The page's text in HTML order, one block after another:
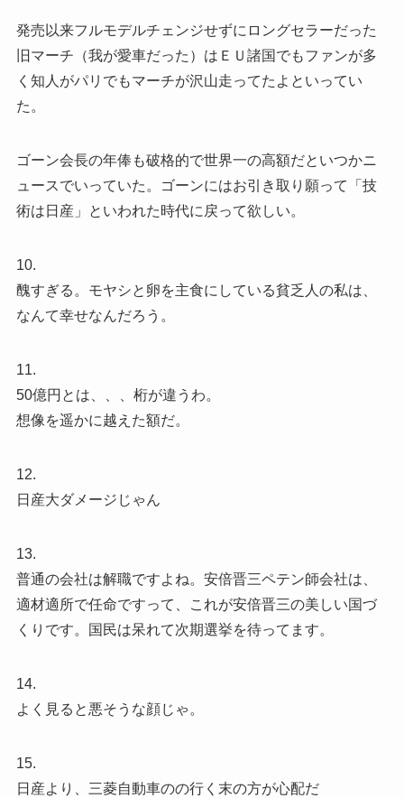
発売以来フルモデルチェンジせずにロングセラーだった
旧マーチ（我が愛車だった）はＥＵ諸国でもファンが多
く知人がパリでもマーチが沢山走ってたよといってい
た。
ゴーン会長の年俸も破格的で世界一の高額だといつかニ
ュースでいっていた。ゴーンにはお引き取り願って「技
術は日産」といわれた時代に戻って欲しい。
10.
醜すぎる。モヤシと卵を主食にしている貧乏人の私は、
なんて幸せなんだろう。
11.
50億円とは、、、桁が違うわ。
想像を遥かに越えた額だ。
12.
日産大ダメージじゃん
13.
普通の会社は解職ですよね。安倍晋三ペテン師会社は、
適材適所で任命ですって、これが安倍晋三の美しい国づ
くりです。国民は呆れて次期選挙を待ってます。
14.
よく見ると悪そうな顔じゃ。
15.
日産より、三菱自動車のの行く末の方が心配だ